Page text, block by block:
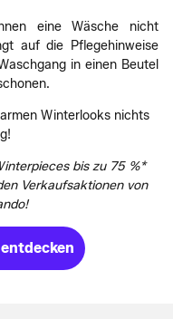
eine Wäsche nicht
auf die Pflegehinweise
in einen Beutel
Winterlooks nichts
bis zu 75 %*
Verkaufsaktionen von